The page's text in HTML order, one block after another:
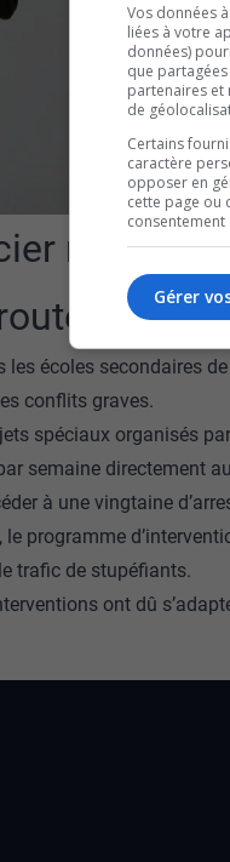
n’est
écoles secondaires
conflits graves.
spéciaux organisés
semaine directement
à une vingtaine
programme
trafic de stupéfiants.
ont dû
Vos données
liées à votre
données)
que
partenaires et
de
Certains
caractère
opposer en
cette page ou
Gérer